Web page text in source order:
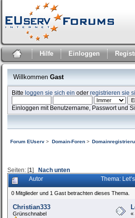
Hilfe Einloggen
Willkommen Gast
Bitteloggen sie sich ein oderregistrieren sie
Einloggen mit Benutzername, Passwort und
Forum EUserv > Domain-Foren>
Seiten: [1] Nach unten
Autor Thema:
0 Mitglieder und 1 Gast betrachten dieses Thema.
Christian333
Grünschnabel «